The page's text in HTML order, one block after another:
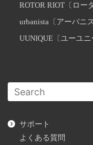
ROTOR RIOT〔ロー
urbanista〔アーバニ
UUNIQUE〔ユーユニ
サポート
よくある質問